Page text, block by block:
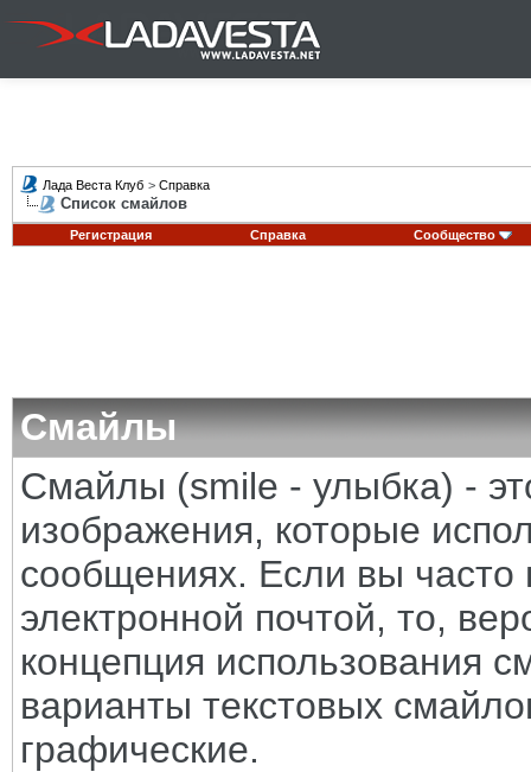
Лада Веста Клуб > Справка
Список смайлов
Регистрация Справка Сообщество
Смайлы
Смайлы (smile - улыбка) -
изображения, которые
сообщениях. Если вы часто
электронной почтой, то,
концепция использования
варианты текстовых
графические.